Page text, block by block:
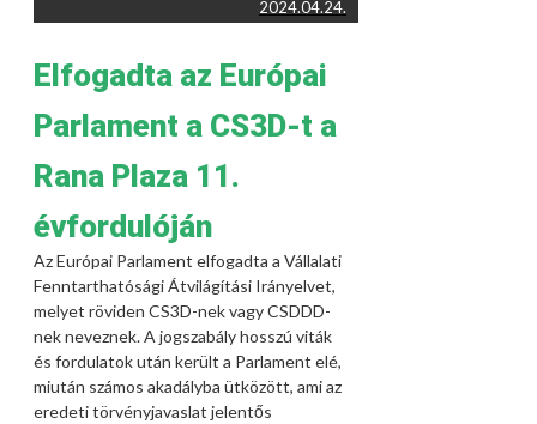
2024.04.24.
Elfogadta az Európai
Parlament a CS3D-t a
Rana Plaza 11.
évfordulóján
Az Európai Parlament elfogadta a Vállalati
Fenntarthatósági Átvilágítási Irányelvet,
melyet röviden CS3D-nek vagy CSDDD-
nek neveznek. A jogszabály hosszú viták
és fordulatok után került a Parlament elé,
miután számos akadályba ütközött, ami az
eredeti törvényjavaslat jelentős